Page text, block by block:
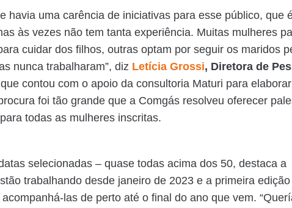
havia uma carência de iniciativas para esse público, que
às vezes não tem tanta experiência. Muitas mulheres
cuidar dos filhos, outras optam por seguir os maridos
nunca trabalharam”, diz Letícia Grossi, Diretora de
contou com o apoio da consultoria Maturi para
foi tão grande que a Comgás resolveu oferecer
todas as mulheres inscritas.
selecionadas – quase todas acima dos 50, destaca a
trabalhando desde janeiro de 2023 e a primeira
las de perto até o final do ano que vem.